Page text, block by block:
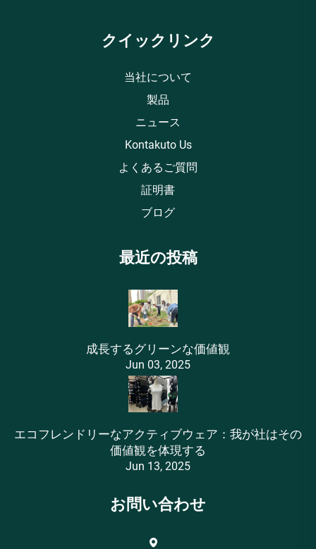
クイックリンク
当社について
製品
ニュース
Kontakuto Us
よくあるご質問
証明書
ブログ
最近の投稿
成長するグリーンな価値観
Jun 03, 2025
エコフレンドリーなアクティブウェア：我が社はその
価値観を体現する
Jun 13, 2025
お問い合わせ